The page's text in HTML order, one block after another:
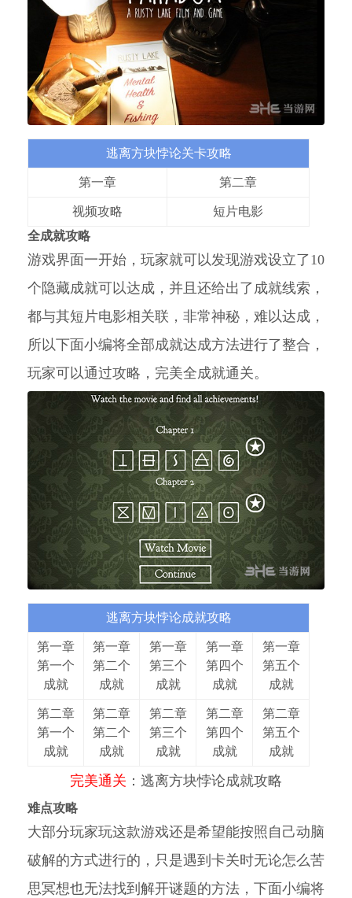
逃离方块悖论关卡攻略
第一章 第二章
视频攻略
短片电影
全成就攻略
游戏界面一开始，玩家就可以发现游戏设立了10
个隐藏成就可以达成，并且还给出了成就线索，
都与其短片电影相关联，非常神秘，难以达成，
所以下面小编将全部成就达成方法进行了整合，
玩家可以通过攻略，完美全成就通关。
逃离方块悖论成就攻略
第一章
第一个
成就
第一章
第二个
成就
第一章
第三个
成就
第一章
第四个
成就
第一章
第五个
成就
第二章
第一个
成就
第二章
第二个
成就
第二章
第三个
成就
第二章
第四个
成就
第二章
第五个
成就
完美通关 ：逃离方块悖论成就攻略
难点攻略
大部分玩家玩这款游戏还是希望能按照自己动脑
破解的方式进行的，只是遇到卡关时无论怎么苦
思冥想也无法找到解开谜题的方法，下面小编将